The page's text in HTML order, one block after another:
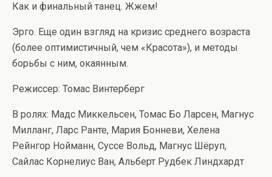
Как и финальный танец. Жжем!
Эрго. Еще один взгляд на кризис среднего возраста
(более оптимистичный, чем «Красота»), и методы
борьбы с ним, окаянным.
Режиссер: Томас Винтерберг
В ролях: Мадс Миккельсен, Томас Бо Ларсен, Магнус
Милланг, Ларс Ранте, Мария Бонневи, Хелена
Рейнгор Нойманн, Суссе Вольд, Магнус Шёруп,
Сайлас Корнелиус Ван, Альберт Рудбек Линдхардт